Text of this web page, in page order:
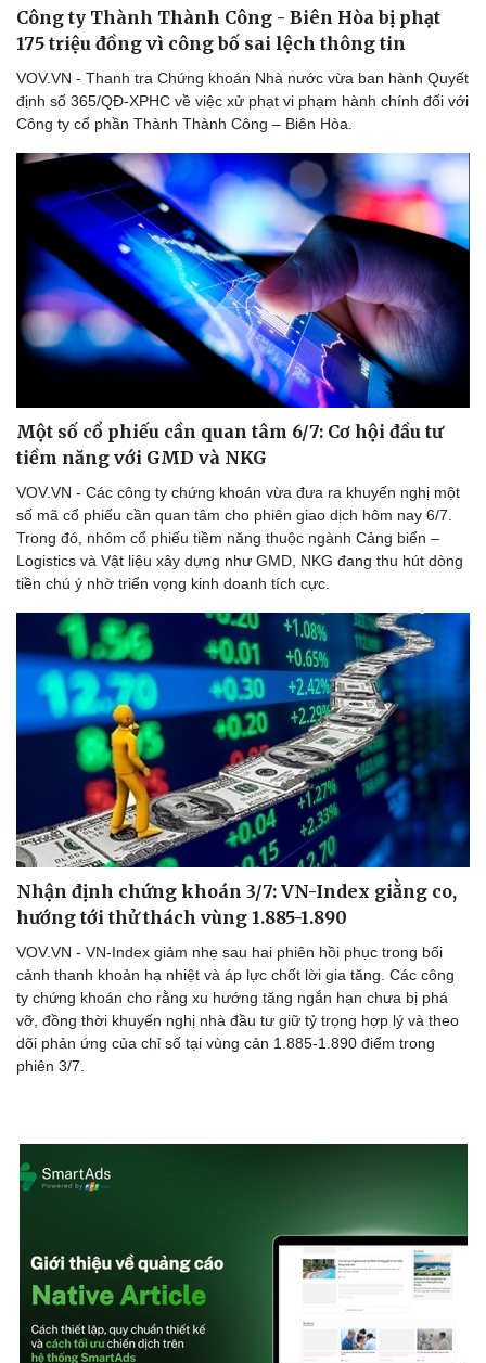
Doanh nghiệp
Thông tin doanh nghiệp
Doanh nghiệp 24h
Vì cộng đồng
Công nghệ
Sành điệu
Tin Công nghệ
Trải nghiệm
Chuyển đổi số
Công ty Thành Thành Công - Biên Hòa bị phạt
175 triệu đồng vì công bố sai lệch thông tin
VOV.VN - Thanh tra Chứng khoán Nhà nước vừa ban hành Quyết
định số 365/QĐ-XPHC về việc xử phạt vi phạm hành chính đối với
Công ty cổ phần Thành Thành Công – Biên Hòa.
Một số cổ phiếu cần quan tâm 6/7: Cơ hội đầu tư
tiềm năng với GMD và NKG
VOV.VN - Các công ty chứng khoán vừa đưa ra khuyến nghị một
số mã cổ phiếu cần quan tâm cho phiên giao dịch hôm nay 6/7.
Trong đó, nhóm cổ phiếu tiềm năng thuộc ngành Cảng biển –
Logistics và Vật liệu xây dựng như GMD, NKG đang thu hút dòng
tiền chú ý nhờ triển vọng kinh doanh tích cực.
Nhận định chứng khoán 3/7: VN-Index giằng co,
hướng tới thử thách vùng 1.885-1.890
VOV.VN - VN-Index giảm nhẹ sau hai phiên hồi phục trong bối
cảnh thanh khoản hạ nhiệt và áp lực chốt lời gia tăng. Các công
ty chứng khoán cho rằng xu hướng tăng ngắn hạn chưa bị phá
vỡ, đồng thời khuyến nghị nhà đầu tư giữ tỷ trọng hợp lý và theo
dõi phản ứng của chỉ số tại vùng cản 1.885-1.890 điểm trong
phiên 3/7.